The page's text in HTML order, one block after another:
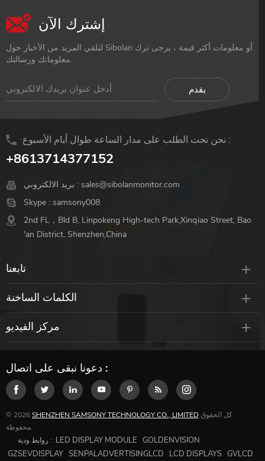
إشترك الآن
لتلقي المزيد من الأخبار حول Sibolan أو معلومات أكثر قيمة ، يرجى ترك
معلوماتك ورسالتك.
نحن تحت الطلب على مدار الساعة طوال أيام الأسبوع :
+8613714377152
بريد الالكتروني : sales@sibolanmonitor.com
Skype : samsony008
2nd FL，Bld B, Linpokeng High-tech Park,Xinqiao Street, Bao
'an District, Shenzhen,China
تابعنا
الكلمات الساخنة
مركز الفيديو
دعونا نبقى على اتصال :
© 2026SHENZHEN SAMSONY TECHNOLOGY CO., LIMITED
محفوظة.
روابط ودية : LED DISPLAY MODULE GOLDENVISION
GZSEVDISPLAY SENPALADVERTISINGLCD LCD DISPLAYS GVLCD